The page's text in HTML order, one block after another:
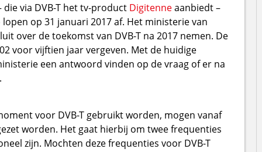
die via DVB-T het tv-product Digitenneaanbiedt –
lopen op 31 januari 2017 af. Het ministerie van
over de toekomst van DVB-T na 2017 nemen. De
voor vijftien jaar vergeven. Met de huidige
een antwoord vinden op de vraag of er na
voor DVB-T gebruikt worden, mogen vanaf
worden. Het gaat hierbij om twee frequenties
zijn. Mochten deze frequenties voor DVB-T